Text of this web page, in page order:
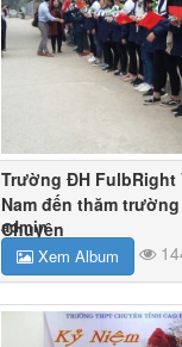
Trường ĐH FulbRight
Nam đến thăm trường
Chuyên
admin
Xem Album